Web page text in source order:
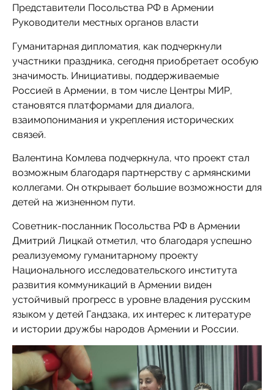
Представители Посольства РФ в Армении
Руководители местных органов власти
Гуманитарная дипломатия, как подчеркнули
участники праздника, сегодня приобретает особую
значимость. Инициативы, поддерживаемые
Россией в Армении, в том числе Центры МИР,
становятся платформами для диалога,
взаимопонимания и укрепления исторических
связей.
Валентина Комлева подчеркнула, что проект стал
возможным благодаря партнерству с армянскими
коллегами. Он открывает большие возможности для
детей на жизненном пути.
Советник-посланник Посольства РФ в Армении
Дмитрий Лицкай отметил, что благодаря успешно
реализуемому гуманитарному проекту
Национального исследовательского института
развития коммуникаций в Армении виден
устойчивый прогресс в уровне владения русским
языком у детей Гандзака, их интерес к литературе
и истории дружбы народов Армении и России.